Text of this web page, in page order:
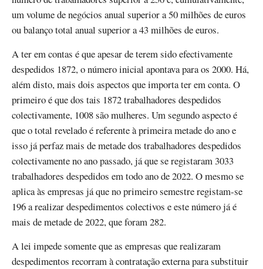
um volume de negócios anual superior a 50 milhões de euros
ou balanço total anual superior a 43 milhões de euros.
A ter em contas é que apesar de terem sido efectivamente
despedidos 1872, o número inicial apontava para os 2000. Há,
além disto, mais dois aspectos que importa ter em conta. O
primeiro é que dos tais 1872 trabalhadores despedidos
colectivamente, 1008 são mulheres. Um segundo aspecto é
que o total revelado é referente à primeira metade do ano e
isso já perfaz mais de metade dos trabalhadores despedidos
colectivamente no ano passado, já que se registaram 3033
trabalhadores despedidos em todo ano de 2022. O mesmo se
aplica às empresas já que no primeiro semestre registam-se
196 a realizar despedimentos colectivos e este número já é
mais de metade de 2022, que foram 282.
A lei impede somente que as empresas que realizaram
despedimentos recorram à contratação externa para substituir